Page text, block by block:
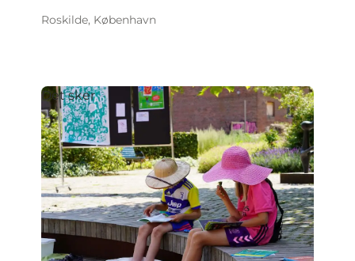
Roskilde, København
Det sker